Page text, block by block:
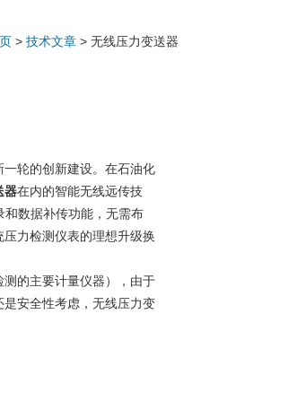
> 技术文章 > 无线压力变送器
轮的创新建设。在石油化
器在内的智能无线远传技
数据补传功能，无需布
力检测仪表的理想升级换
的主要计量仪器），由于
安全性考虑，无线压力变